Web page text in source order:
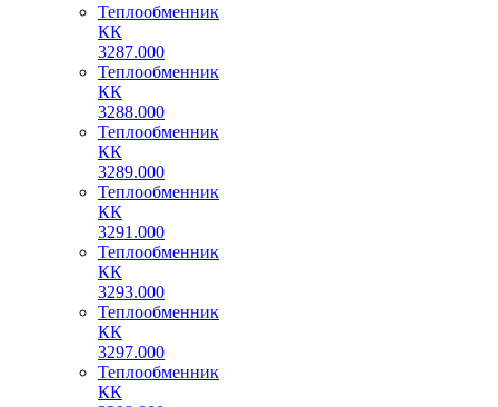
Теплообменник
КК
3287.000
Теплообменник
КК
3288.000
Теплообменник
КК
3289.000
Теплообменник
КК
3291.000
Теплообменник
КК
3293.000
Теплообменник
КК
3297.000
Теплообменник
КК